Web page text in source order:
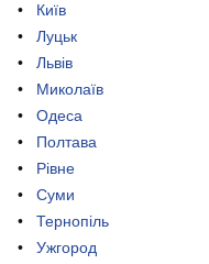
Київ
Луцьк
Львів
Миколаїв
Одеса
Полтава
Рівне
Суми
Тернопіль
Ужгород